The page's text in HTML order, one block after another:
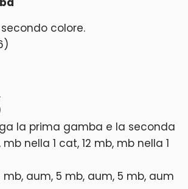
colore.
la prima gamba e la seconda
mb nella 1 cat, 12 mb, mb nella 1
mb, aum, 5 mb, aum, 5 mb, aum